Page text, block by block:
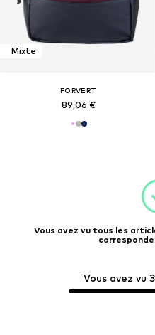
Vous avez vu
Mixte
FORVERT
89,06 €
Vous avez vu tous les